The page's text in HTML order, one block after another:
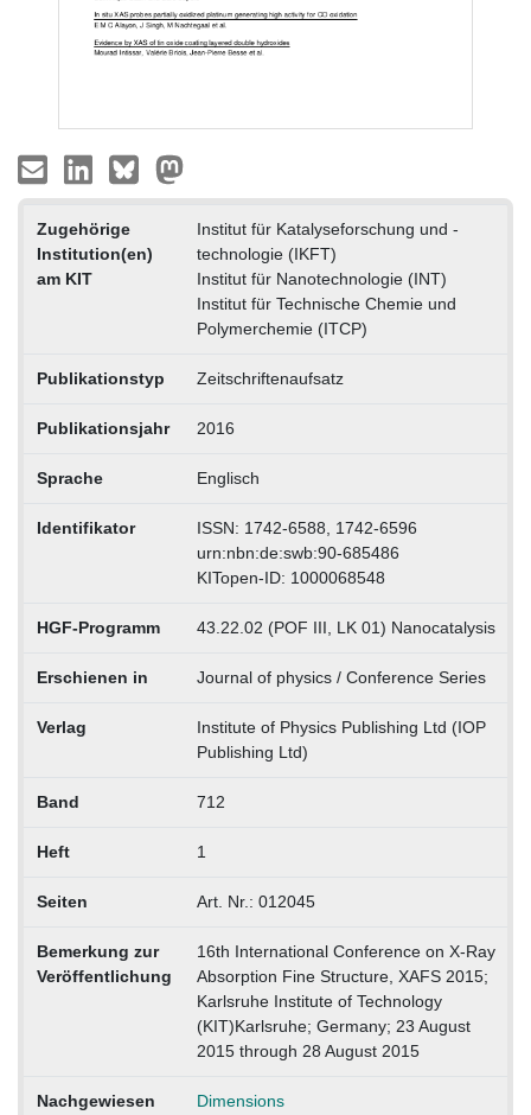
Zugehörige
Institution(en)
am KIT
Institut für Katalyseforschung und -
technologie (IKFT)
Institut für Nanotechnologie (INT)
Institut für Technische Chemie und
Polymerchemie (ITCP)
Publikationstyp Zeitschriftenaufsatz
Publikationsjahr 2016
Sprache Englisch
Identifikator
ISSN: 1742-6588, 1742-6596
urn:nbn:de:swb:90-685486
KITopen-ID: 1000068548
HGF-Programm 43.22.02 (POF III, LK 01) Nanocatalysis
Erschienen in Journal of physics / Conference Series
Verlag
Institute of Physics Publishing Ltd (IOP
Publishing Ltd)
Band 712
Heft 1
Seiten Art. Nr.: 012045
Bemerkung zur
Veröffentlichung
16th International Conference on X-Ray
Absorption Fine Structure, XAFS 2015;
Karlsruhe Institute of Technology
(KIT)Karlsruhe; Germany; 23 August
2015 through 28 August 2015
Nachgewiesen Dimensions